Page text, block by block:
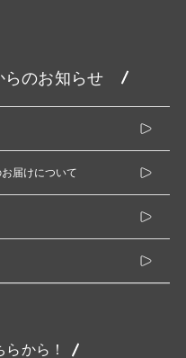
らのお知らせ
届けについて
から！